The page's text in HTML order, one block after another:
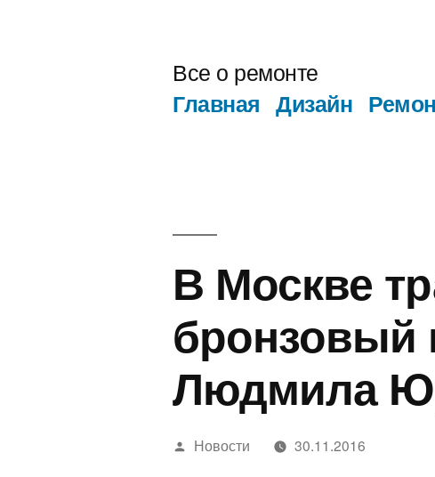
Все о ремонте
Главная Дизайн
В Москве
бронзовый
Людмила
Написано
Новости 30.11.2016